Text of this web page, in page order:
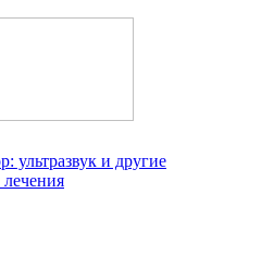
ультразвук и другие